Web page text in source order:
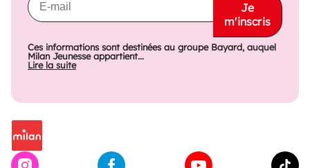
Je
m'inscris
Ces informations sont destinées au groupe Bayard, auquel
Milan Jeunesse appartient...
Lire la suite